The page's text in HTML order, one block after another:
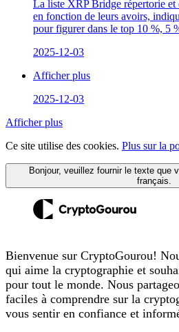
La liste XRP Bridge répertorie et
en fonction de leurs avoirs,
pour figurer dans le top 10 %, 5
2025-12-03
Afficher plus
2025-12-03
Afficher plus
Ce site utilise des cookies. Plus sur la
Bonjour, veuillez fournir le texte que
français.
Bienvenue sur CryptoGourou!
qui aime la cryptographie et
pour tout le monde. Nous
faciles à comprendre sur la
vous sentir en confiance et